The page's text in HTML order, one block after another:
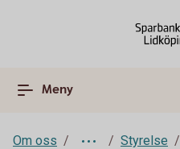
Meny
Om oss Styrelse